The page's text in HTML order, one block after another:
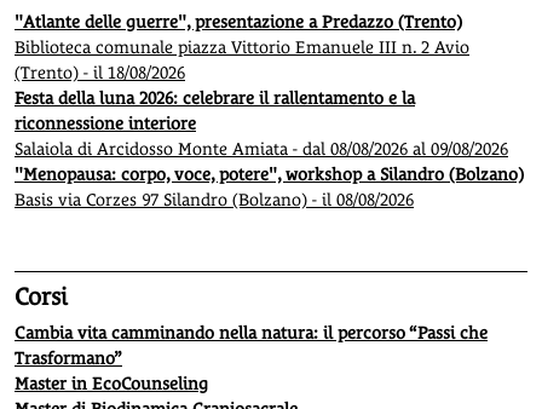
"Atlante delle guerre", presentazione a Predazzo (Trento)
Biblioteca comunale piazza Vittorio Emanuele III n. 2 Avio
(Trento) - il 18/08/2026
Festa della luna 2026: celebrare il rallentamento e la
riconnessione interiore
Salaiola di Arcidosso Monte Amiata - dal 08/08/2026 al 09/08/2026
"Menopausa: corpo, voce, potere", workshop a Silandro (Bolzano)
Basis via Corzes 97 Silandro (Bolzano) - il 08/08/2026
Corsi
Cambia vita camminando nella natura: il percorso “Passi che
Trasformano”
Master in EcoCounseling